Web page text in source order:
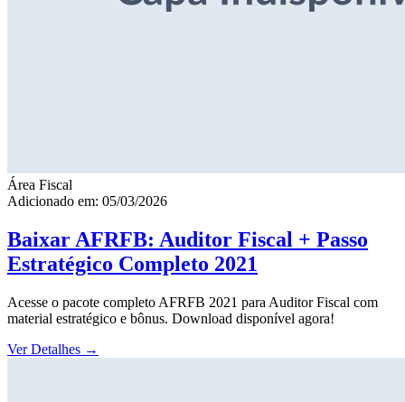
Área Fiscal
Adicionado em: 05/03/2026
Baixar AFRFB: Auditor Fiscal + Passo
Estratégico Completo 2021
Acesse o pacote completo AFRFB 2021 para Auditor Fiscal com
material estratégico e bônus. Download disponível agora!
Ver Detalhes →